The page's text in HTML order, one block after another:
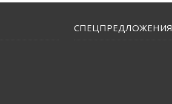
СПЕЦПРЕДЛОЖЕНИЯ